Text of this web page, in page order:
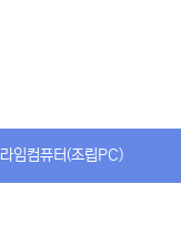
라임컴퓨터(조립PC)